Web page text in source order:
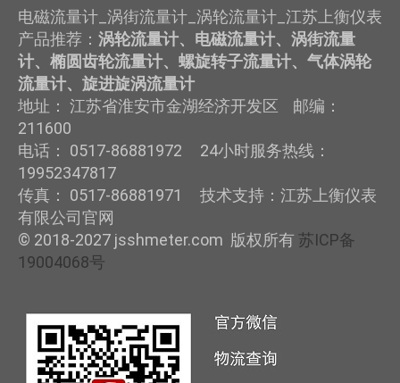
电磁流量计_涡街流量计_涡轮流量计_江苏上衡仪表
产品推荐： 涡轮流量计、电磁流量计、涡街流量
计、椭圆齿轮流量计、螺旋转子流量计、气体涡轮
流量计、旋进旋涡流量计
地址： 江苏省淮安市金湖经济开发区 邮编：
211600
电话： 0517-86881972 24小时服务热线：
19952347817
传真： 0517-86881971 技术支持：江苏上衡仪表
有限公司官网
© 2018-2027 jsshmeter.com 版权所有 苏ICP备
19004068号